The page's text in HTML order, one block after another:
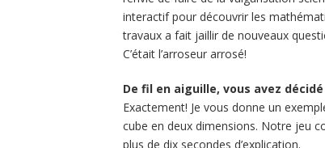
interactif pour découvrir les
travaux a fait jaillir de nouveaux
C’était l’arroseur arrosé!
De fil en aiguille, vous avez
Exactement! Je vous donne un
cube en deux dimensions. Notre jeu
plus de dix secondes d’explication.